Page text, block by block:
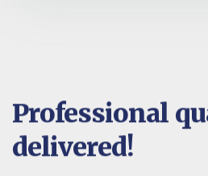
Professional
delivered!